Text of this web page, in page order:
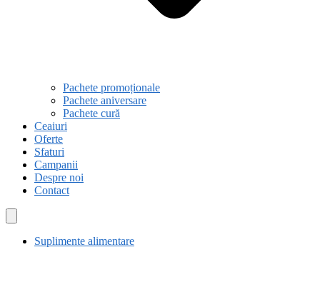
Pachete promoționale
Pachete aniversare
Pachete cură
Ceaiuri
Oferte
Sfaturi
Campanii
Despre noi
Contact
Suplimente alimentare